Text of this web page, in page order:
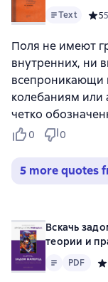
Text 55
Поля не имеют
внутренних, ни
всепроникающи
колебаниям или
четко
0 0
5 more quotes
Вскачь
теории и
Text PDF
PDF